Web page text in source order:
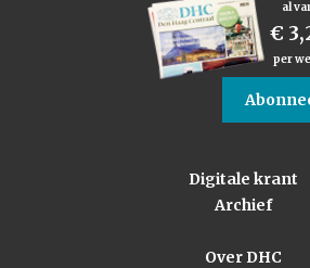
al
€
per
Digitale krant
Archief
Over DHC